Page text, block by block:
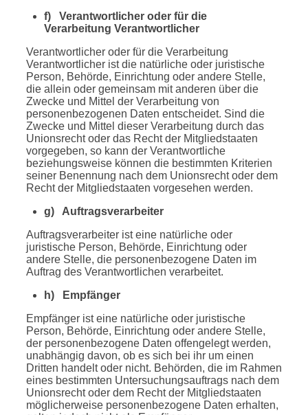
f) Verantwortlicher oder für die
Verarbeitung Verantwortlicher
Verantwortlicher oder für die Verarbeitung
Verantwortlicher ist die natürliche oder juristische
Person, Behörde, Einrichtung oder andere Stelle,
die allein oder gemeinsam mit anderen über die
Zwecke und Mittel der Verarbeitung von
personenbezogenen Daten entscheidet. Sind die
Zwecke und Mittel dieser Verarbeitung durch das
Unionsrecht oder das Recht der Mitgliedstaaten
vorgegeben, so kann der Verantwortliche
beziehungsweise können die bestimmten Kriterien
seiner Benennung nach dem Unionsrecht oder dem
Recht der Mitgliedstaaten vorgesehen werden.
g) Auftragsverarbeiter
Auftragsverarbeiter ist eine natürliche oder
juristische Person, Behörde, Einrichtung oder
andere Stelle, die personenbezogene Daten im
Auftrag des Verantwortlichen verarbeitet.
h) Empfänger
Empfänger ist eine natürliche oder juristische
Person, Behörde, Einrichtung oder andere Stelle,
der personenbezogene Daten offengelegt werden,
unabhängig davon, ob es sich bei ihr um einen
Dritten handelt oder nicht. Behörden, die im Rahmen
eines bestimmten Untersuchungsauftrags nach dem
Unionsrecht oder dem Recht der Mitgliedstaaten
möglicherweise personenbezogene Daten erhalten,